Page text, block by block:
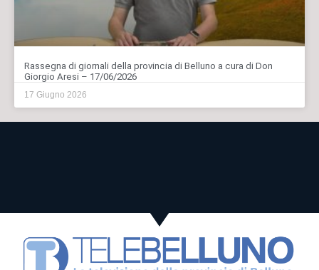
Rassegna di giornali della provincia di Belluno a cura di Don
Giorgio Aresi – 17/06/2026
17 Giugno 2026